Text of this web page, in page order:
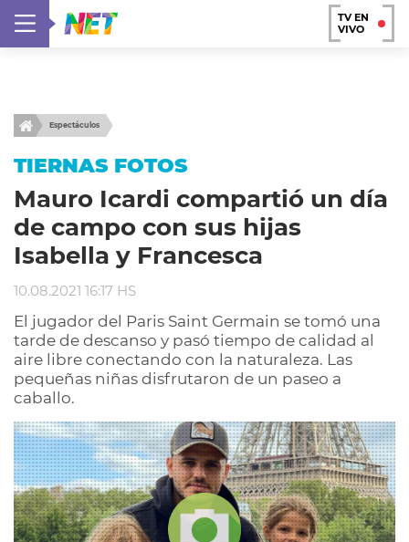
TV EN
VIVO
Espectáculos
TIERNAS FOTOS
Mauro Icardi compartió un día
de campo con sus hijas
Isabella y Francesca
10.08.2021 16:17 HS
El jugador del Paris Saint Germain se tomó una
tarde de descanso y pasó tiempo de calidad al
aire libre conectando con la naturaleza. Las
pequeñas niñas disfrutaron de un paseo a
caballo.